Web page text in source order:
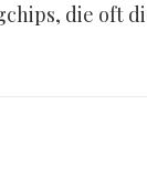
die oft